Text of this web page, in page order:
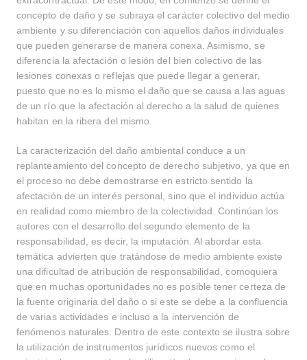
concepto de daño y se subraya el carácter colectivo del medio
ambiente y su diferenciación con aquellos daños individuales
que pueden generarse de manera conexa. Asimismo, se
diferencia la afectación o lesión del bien colectivo de las
lesiones conexas o reflejas que puede llegar a generar,
puesto que no es lo mismo el daño que se causa a las aguas
de un río que la afectación al derecho a la salud de quienes
habitan en la ribera del mismo.
La caracterización del daño ambiental conduce a un
replanteamiento del concepto de derecho subjetivo, ya que en
el proceso no debe demostrarse en estricto sentido la
afectación de un interés personal, sino que el individuo actúa
en realidad como miembro de la colectividad. Continúan los
autores con el desarrollo del segundo elemento de la
responsabilidad, es decir, la imputación. Al abordar esta
temática advierten que tratándose de medio ambiente existe
una dificultad de atribución de responsabilidad, comoquiera
que en muchas oportunidades no es posible tener certeza de
la fuente originaria del daño o si este se debe a la confluencia
de varias actividades e incluso a la intervención de
fenómenos naturales. Dentro de este contexto se ilustra sobre
la utilización de instrumentos jurídicos nuevos como el